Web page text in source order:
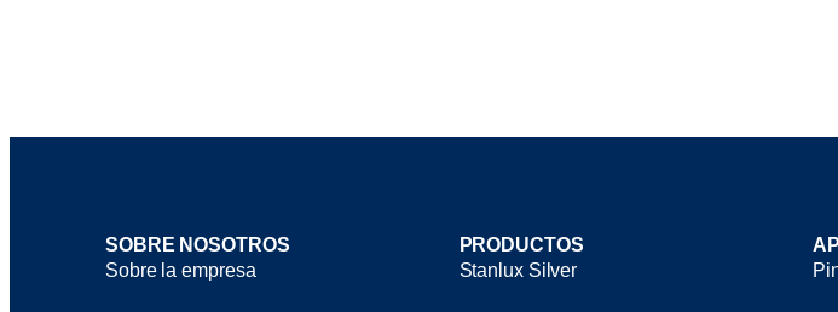
SOBRE NOSOTROS
Sobre la empresa
PRODUCTOS
Stanlux Silver